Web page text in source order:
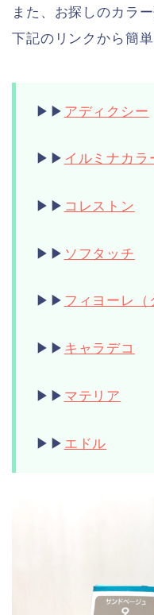
また、お探しのカラ
下記のリンクから簡
▶︎▶︎ アディクシー
▶︎▶︎ イルミナカラ
▶︎▶︎ コレストン
▶︎▶︎ ソフタッチ
▶︎▶︎ フィヨーレ（
▶︎▶︎ キャラデコ
▶︎▶︎ マテリア
▶︎▶︎ エドル